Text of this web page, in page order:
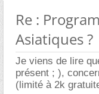
Re :
Asiatiques ?
Je viens de lire
présent ; ),
(limité à 2k